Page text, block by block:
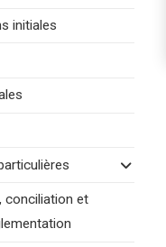
initiales
conciliation et